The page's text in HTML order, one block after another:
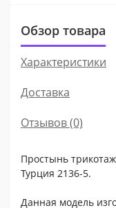
Обзор товара
Характеристики
Доставка
Отзывов (0)
Простынь
Турция 2136-5.
Данная модель